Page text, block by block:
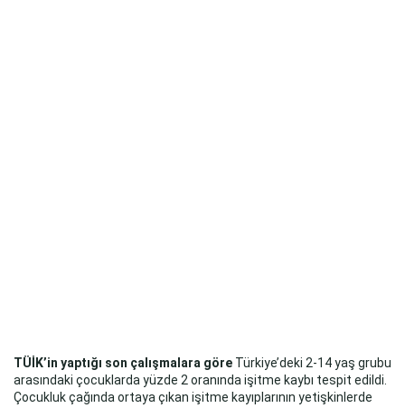
TÜİK’in yaptığı son çalışmalara göre Türkiye’deki 2-14 yaş grubu
arasındaki çocuklarda yüzde 2 oranında işitme kaybı tespit edildi.
Çocukluk çağında ortaya çıkan işitme kayıplarının yetişkinlerde